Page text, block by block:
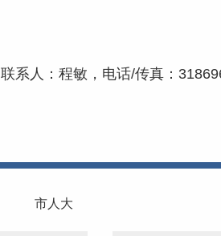
联系人：程敏，电话/传真：
市人大